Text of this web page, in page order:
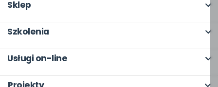
Scenariusze i artykuły
Sklep
Dla autorów
Szkolenia
Usługi on-line